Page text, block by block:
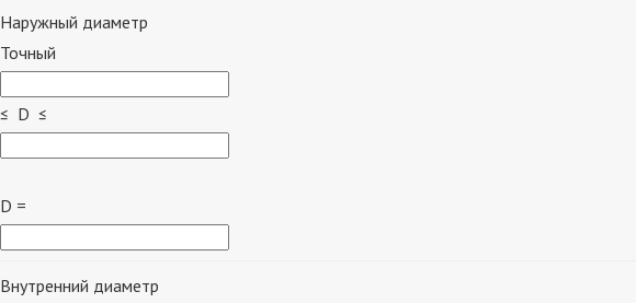
Наружный диаметр
Точный
≤ D ≤
D =
Внутренний диаметр